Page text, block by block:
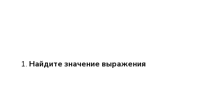
Найдите значение выражения